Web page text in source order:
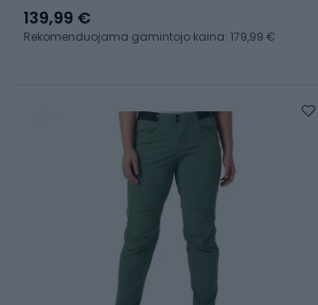
139,99 €
Rekomenduojama gamintojo kaina: 179,99 €